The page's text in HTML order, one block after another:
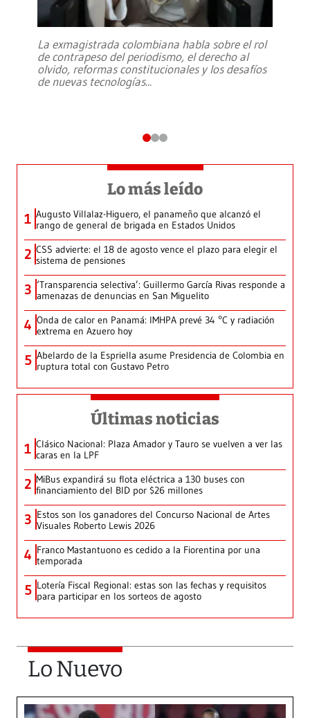
La exmagistrada colombiana habla sobre el rol
de contrapeso del periodismo, el derecho al
olvido, reformas constitucionales y los desafíos
de nuevas tecnologías...
Lo más leído
1 Augusto Villalaz-Higuero, el panameño que alcanzó el
rango de general de brigada en Estados Unidos
2 CSS advierte: el 18 de agosto vence el plazo para elegir el
sistema de pensiones
3 ‘Transparencia selectiva’: Guillermo García Rivas responde a
amenazas de denuncias en San Miguelito
4 Onda de calor en Panamá: IMHPA prevé 34 °C y radiación
extrema en Azuero hoy
5 Abelardo de la Espriella asume Presidencia de Colombia en
ruptura total con Gustavo Petro
Últimas noticias
1 Clásico Nacional: Plaza Amador y Tauro se vuelven a ver las
caras en la LPF
2 MiBus expandirá su flota eléctrica a 130 buses con
financiamiento del BID por $26 millones
3 Estos son los ganadores del Concurso Nacional de Artes
Visuales Roberto Lewis 2026
4 Franco Mastantuono es cedido a la Fiorentina por una
temporada
5 Lotería Fiscal Regional: estas son las fechas y requisitos
para participar en los sorteos de agosto
Lo Nuevo